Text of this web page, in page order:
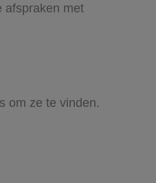
afspraken met
om ze te vinden.